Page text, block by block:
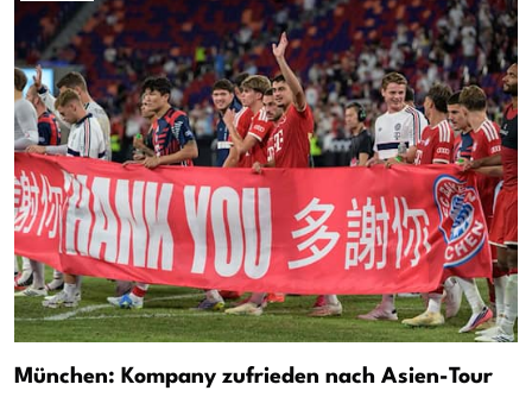
München: Kompany zufrieden nach Asien-Tour